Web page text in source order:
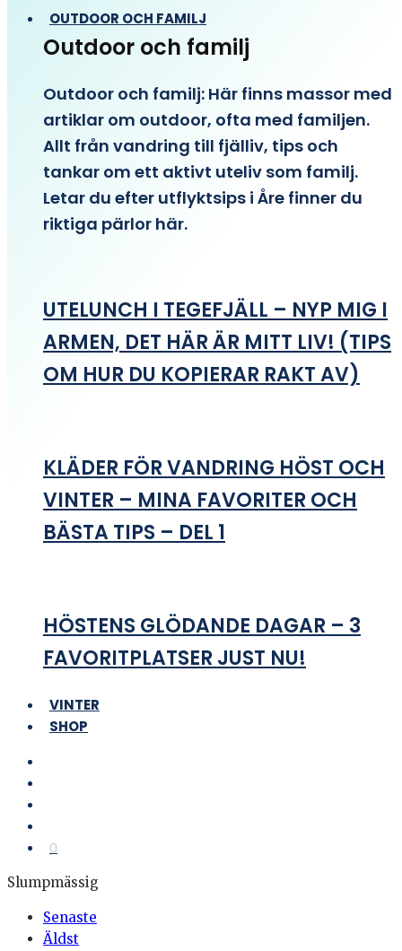
OUTDOOR OCH FAMILJ
Outdoor och familj
Outdoor och familj: Här finns massor med
artiklar om outdoor, ofta med familjen.
Allt från vandring till fjälliv, tips och
tankar om ett aktivt uteliv som familj.
Letar du efter utflyktsips i Åre finner du
riktiga pärlor här.
UTELUNCH I TEGEFJÄLL – NYP MIG I
ARMEN, DET HÄR ÄR MITT LIV! (TIPS
OM HUR DU KOPIERAR RAKT AV)
KLÄDER FÖR VANDRING HÖST OCH
VINTER – MINA FAVORITER OCH
BÄSTA TIPS – DEL 1
HÖSTENS GLÖDANDE DAGAR – 3
FAVORITPLATSER JUST NU!
VINTER
SHOP
0
Slumpmässig
Senaste
Äldst